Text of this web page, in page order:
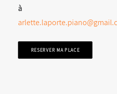
à
RESERVER MA PLACE